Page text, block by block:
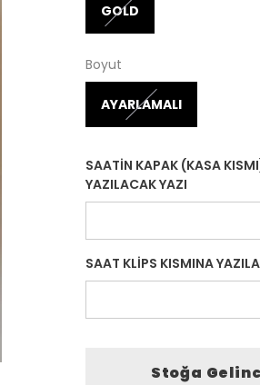
GOLD
Boyut
AYARLAMALI
SAATİN KAPAK (KASA
YAZILACAK YAZI
SAAT KLİPS KISMINA
Stoğa